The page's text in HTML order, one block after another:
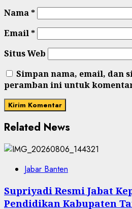
Nama*
Email*
Situs Web
Simpan nama, email, dan
peramban ini untuk
Related News
Jabar Banten
Supriyadi Resmi Jabat
Pendidikan Kabupaten